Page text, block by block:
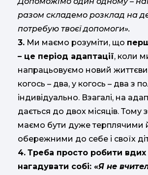
разом складемо розклад на
потребую твоєї допомоги».
3. Ми маємо розуміти, що
– це період адаптації, коли
напрацьовуємо новий
когось – два, у когось – два з
індивідуально. Взагалі, на
дається до двох місяців. Тому
маємо бути дуже терплячими
обережними до себе і своїх
4. Треба просто робити вдих
нагадувати собі: «Я не